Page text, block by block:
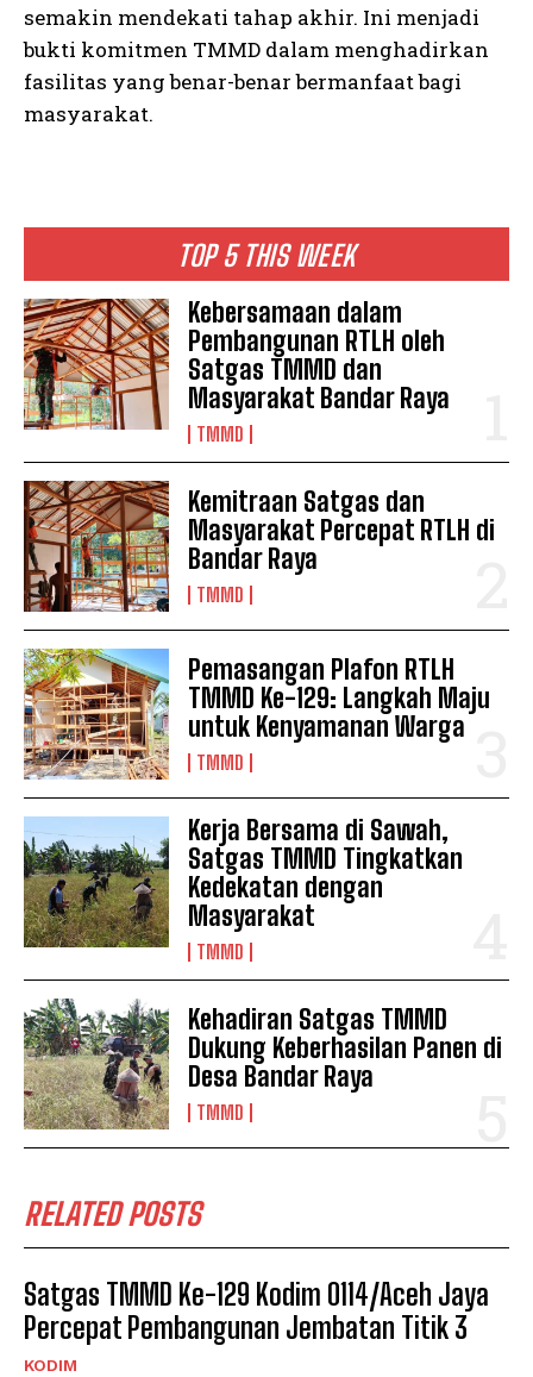
TOP 5 THIS WEEK
Kebersamaan dalam
Pembangunan RTLH oleh
Satgas TMMD dan
Masyarakat Bandar Raya
TMMD
Kemitraan Satgas dan
Masyarakat Percepat RTLH di
Bandar Raya
TMMD
Pemasangan Plafon RTLH
TMMD Ke-129: Langkah Maju
untuk Kenyamanan Warga
TMMD
Kerja Bersama di Sawah,
Satgas TMMD Tingkatkan
Kedekatan dengan
Masyarakat
TMMD
Kehadiran Satgas TMMD
Dukung Keberhasilan Panen di
Desa Bandar Raya
TMMD
RELATED POSTS
Satgas TMMD Ke-129 Kodim 0114/Aceh Jaya
Percepat Pembangunan Jembatan Titik 3
KODIM
semakin mendekati tahap akhir. Ini menjadi
bukti komitmen TMMD dalam menghadirkan
fasilitas yang benar-benar bermanfaat bagi
masyarakat.